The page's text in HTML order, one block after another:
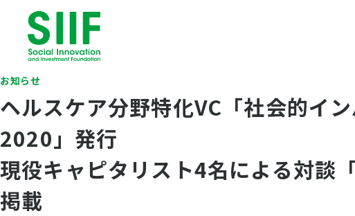
お知らせ
ヘルスケア分野特化VC「社会的イ
2020」発行
現役キャピタリスト4名による対談
掲載